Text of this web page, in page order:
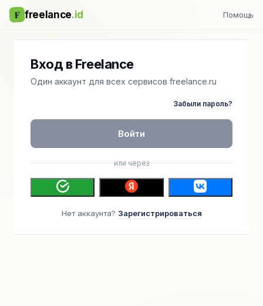
F freelance.id Помощь
Вход в Freelance
Один аккаунт для всех сервисов freelance.ru
Забыли пароль?
Войти
или через
Нет аккаунта? Зарегистрироваться